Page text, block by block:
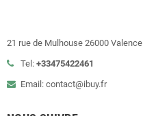
21 rue de Mulhouse 26000 Valence
Tel: +33475422461
Email: contact@ibuy.fr